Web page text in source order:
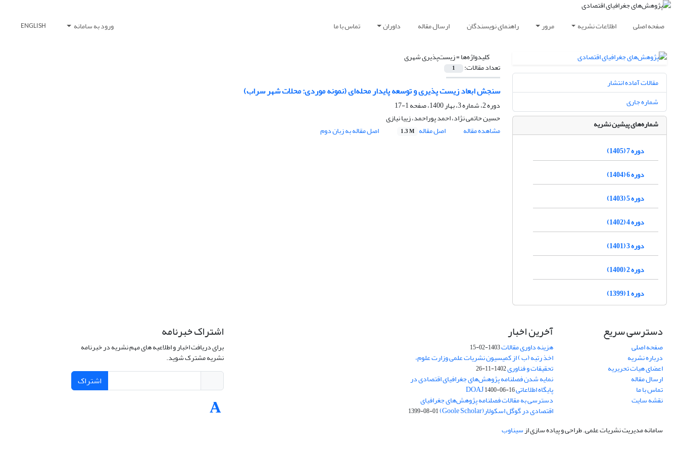
صفحه اصلی اطلاعات نشریه مرور راهنمای نویسندگان ارسال مقاله داوران تماس با ما ورود به سامانه ENGLISH
کلیدواژه‌ها =زیست‌‌پذیری شهری
تعداد مقالات: 1
سنجش ابعاد زیست پذیری و توسعه پایدار محله‌ای (نمونه موردی: محلات شهر سراب)
دوره 2، شماره 3، بهار 1400، صفحه
1-17
حسین حاتمی نژاد، احمد پوراحمد، زییا نیازی
مشاهده مقاله
اصل مقاله 1.3 M اصل مقاله به زبان دوم
مقالات آماده انتشار
شماره جاری
شماره‌های پیشین نشریه
دوره 7 (1405)
دوره 6 (1404)
دوره 5 (1403)
دوره 4 (1402)
دوره 3 (1401)
دوره 2 (1400)
دوره 1 (1399)
دسترسی سریع
صفحه اصلی
درباره نشریه
اعضای هیات تحریریه
ارسال مقاله
تماس با ما
نقشه سایت
آخرین اخبار
هزینه داوری مقالات1403-02-15
اخذ رتبه (ب ) از کمیسیون نشریات علمی وزارت علوم،
تحقیقات و فناوری1402-11-26
نمایه شدن فصلنامه پژوهش‌های جغرافیای اقتصادی در
پایگاه اطلاعاتی DOAJ1400-06-16
دسترسی به مقالات فصلنامه پژوهش‌های جغرافیای
اقتصادی در گوگل اسکولار(Goole Scholar) 1399-08-01
اشتراک خبرنامه
برای دریافت اخبار و اطلاعیه های مهم نشریه در خبرنامه
نشریه مشترک شوید.
اشتراک
سامانه مدیریت نشریات علمی.طراحی و پیاده سازی ازسیناوب